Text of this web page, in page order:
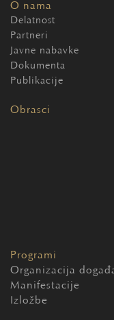
O nama
Delatnost
Partneri
Javne nabavke
Dokumenta
Publikacije
Obrasci
Programi
Organizacija
Manifestacije
Izložbe